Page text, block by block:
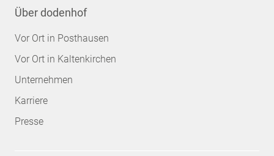
Über dodenhof
Vor Ort in Posthausen
Vor Ort in Kaltenkirchen
Unternehmen
Karriere
Presse